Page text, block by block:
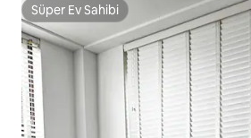
Süper Ev Sahibi
Süper Ev Sahibi